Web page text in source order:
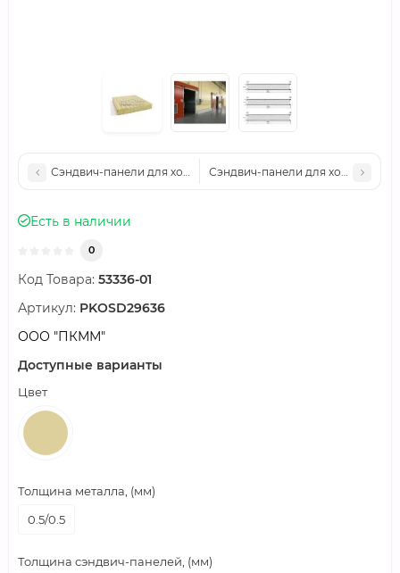
Сэндвич-панели для холодильных камер минеральная вата,
Сэндвич-панели для
Есть в наличии
0
Код Товара: 53336-01
Артикул: PKOSD29636
ООО "ПКММ"
Доступные варианты
Цвет
Толщина металла, (мм)
0.5/0.5
Толщина сэндвич-панелей, (мм)